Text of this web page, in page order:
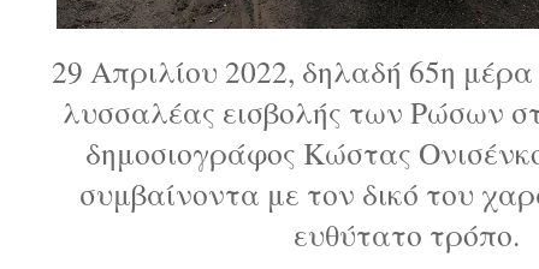
29 Απριλίου 2022, δηλαδή 65η
λυσσαλέας εισβολής των Ρώσων
δημοσιογράφος Κώστας
συμβαίνοντα με τον δικό του
ευθύτατο τρόπο.